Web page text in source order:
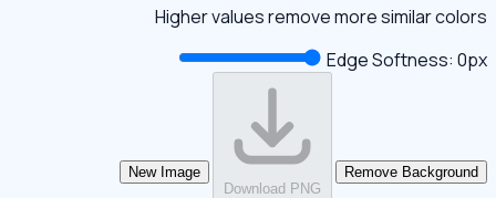
Higher values remove more similar colors
Edge Softness: 0px
Remove Background
Download PNG
New Image